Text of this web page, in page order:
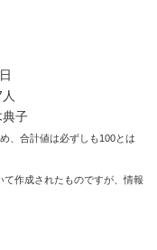
典子
、合計値は必ずしも100とは
作成されたものですが、情報